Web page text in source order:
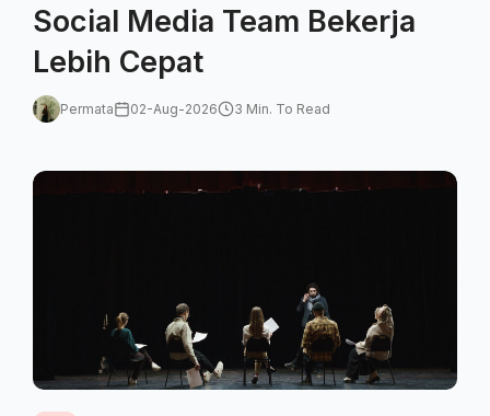
Social Media Team Bekerja
Lebih Cepat
Permata 02-Aug-2026 3 Min. To Read